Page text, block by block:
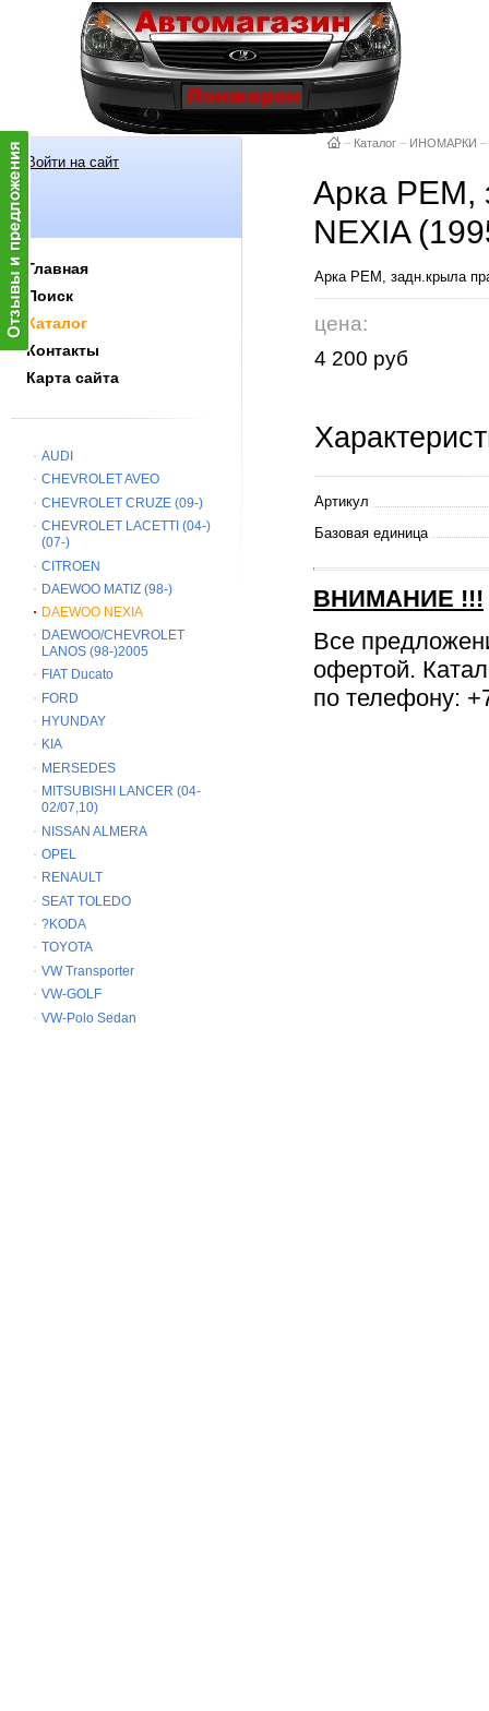
Войти на сайт
Главная
Поиск
Каталог
Контакты
Карта сайта
AUDI
CHEVROLET AVEO
CHEVROLET CRUZE (09-)
CHEVROLET LACETTI (04-)
(07-)
CITROEN
DAEWOO MATIZ (98-)
DAEWOO NEXIA
DAEWOO/CHEVROLET
LANOS (98-)2005
FIAT Ducato
FORD
HYUNDAY
KIA
MERSEDES
MITSUBISHI LANCER (04-
02/07,10)
NISSAN ALMERA
OPEL
RENAULT
SEAT TOLEDO
?KODA
TOYOTA
VW Transporter
VW-GOLF
VW-Polo Sedan
– Каталог – ИНОМАРКИ –
Арка РЕМ,
NEXIA
Арка РЕМ, задн.крыла
цена:
4 200 руб
Артикул
Базовая единица
ВНИМАНИЕ !!!
Все
офертой.
по телефону: